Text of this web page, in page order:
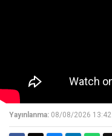
Yayınlanma: 08/08/2026 13:42